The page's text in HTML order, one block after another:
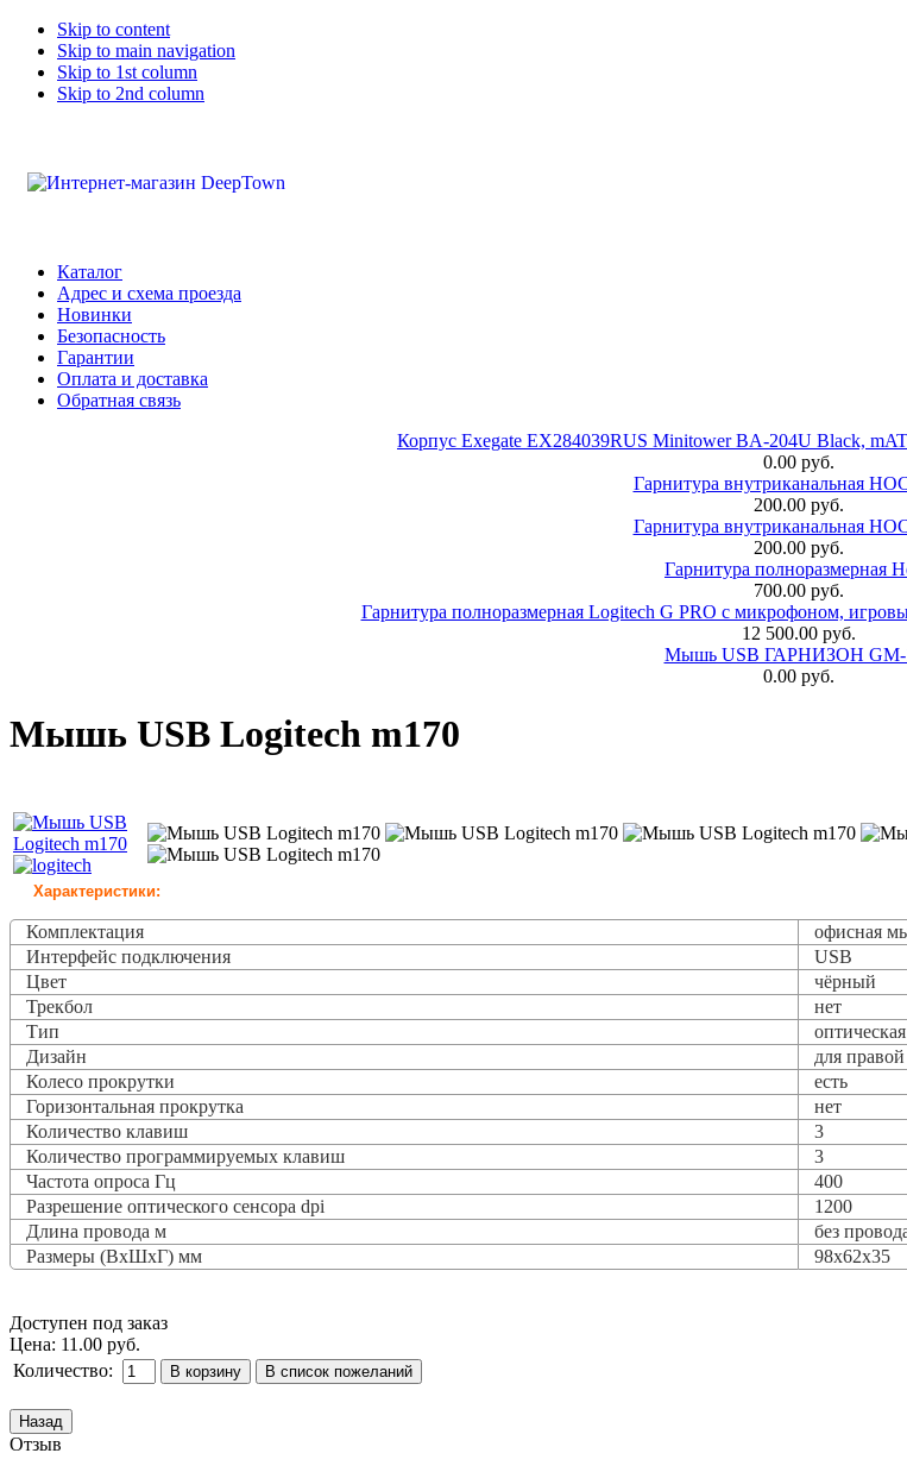
Skip to content
Skip to main navigation
Skip to 1st column
Skip to 2nd column
Каталог
Адрес и схема проезда
Новинки
Безопасность
Гарантии
Оплата и доставка
Обратная связь
Корпус Exegate EX284039RUS Minitower BA-204U Black,
0.00 руб.
Гарнитура внутриканальная
200.00 руб.
Гарнитура внутриканальная
200.00 руб.
Гарнитура полноразмерная
700.00 руб.
Гарнитура полноразмерная Logitech G PRO с микрофоном,
12 500.00 руб.
Мышь USB ГАРНИЗОН GM-
0.00 руб.
Мышь USB Logitech m170
Характеристики:
Комплектация
офисная
Интерфейс подключения
USB
Цвет
чёрный
Трекбол
нет
Тип
Дизайн
для
Колесо прокрутки
есть
Горизонтальная прокрутка
нет
Количество клавиш
3
Количество программируемых клавиш
3
Частота опроса Гц
400
Разрешение оптического сенсора dpi
1200
Длина провода м
без
Размеры (ВxШxГ) мм
98x62x35
Доступен под заказ
Цена: 11.00 руб.
Количество:
Отзыв